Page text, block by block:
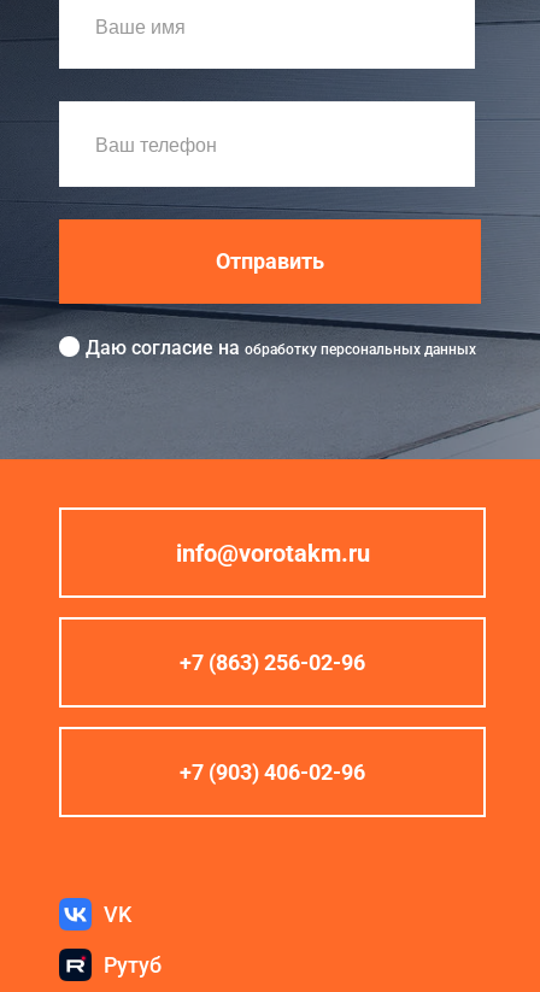
Отправить
Даю согласие на обработку персональных данных
info@vorotakm.ru
+7 (863) 256-02-96
+7 (903) 406-02-96
VK
Рутуб